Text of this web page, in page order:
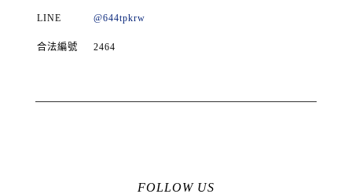
LINE @644tpkrw
合法編號 2464
FOLLOW US